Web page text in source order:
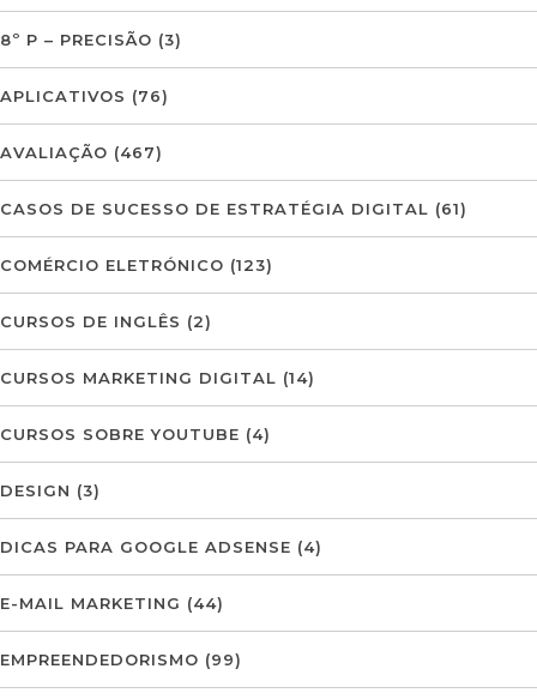
8º P – PRECISÃO (3)
APLICATIVOS (76)
AVALIAÇÃO (467)
CASOS DE SUCESSO DE ESTRATÉGIA DIGITAL (61)
COMÉRCIO ELETRÓNICO (123)
CURSOS DE INGLÊS (2)
CURSOS MARKETING DIGITAL (14)
CURSOS SOBRE YOUTUBE (4)
DESIGN (3)
DICAS PARA GOOGLE ADSENSE (4)
E-MAIL MARKETING (44)
EMPREENDEDORISMO (99)